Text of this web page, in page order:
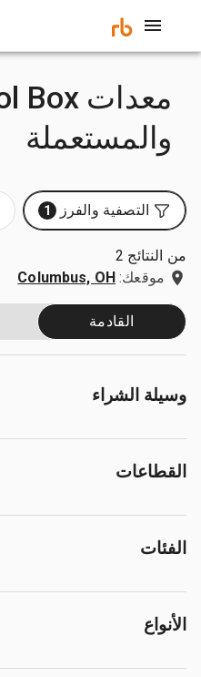
والمستعملة
التصفية والفرز 1
من النتائج 2
موقعك: Columbus, OH
القادمة
وسيلة الشراء
القطاعات
الفئات
الأنواع